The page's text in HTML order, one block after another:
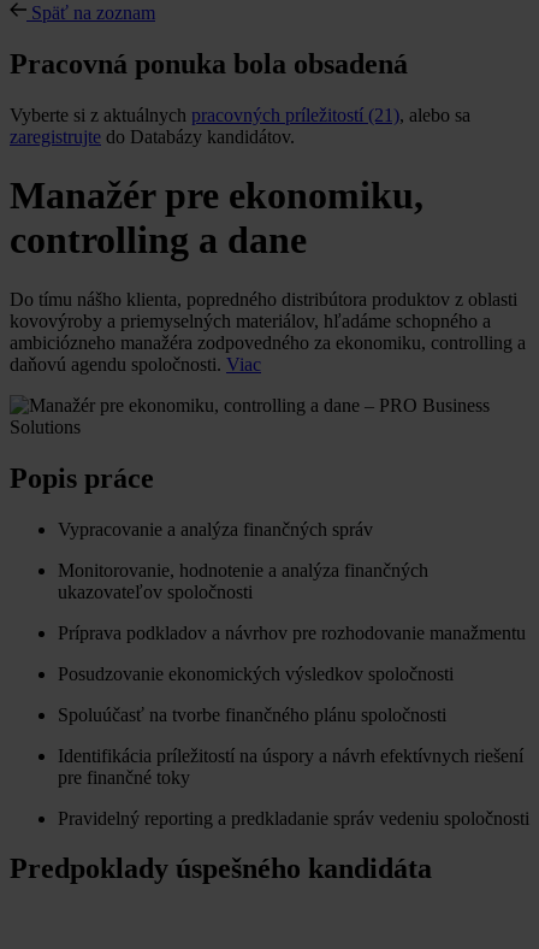
Späť na zoznam
Pracovná ponuka bola obsadená
Vyberte si z aktuálnych pracovných príležitostí (21), alebo sa
zaregistrujte do Databázy kandidátov.
Manažér pre ekonomiku,
controlling a dane
Do tímu nášho klienta, popredného distribútora produktov z oblasti
kovovýroby a priemyselných materiálov, hľadáme schopného a
ambiciózneho manažéra zodpovedného za ekonomiku, controlling a
daňovú agendu spoločnosti. Viac
Popis práce
Vypracovanie a analýza finančných správ
Monitorovanie, hodnotenie a analýza finančných
ukazovateľov spoločnosti
Príprava podkladov a návrhov pre rozhodovanie manažmentu
Posudzovanie ekonomických výsledkov spoločnosti
Spoluúčasť na tvorbe finančného plánu spoločnosti
Identifikácia príležitostí na úspory a návrh efektívnych riešení
pre finančné toky
Pravidelný reporting a predkladanie správ vedeniu spoločnosti
Predpoklady úspešného kandidáta